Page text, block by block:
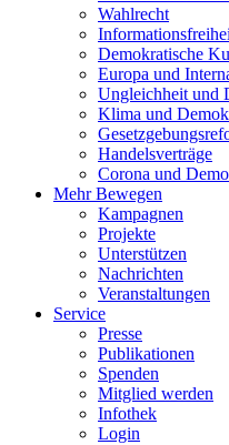
Wahlrecht
Demokratische
Europa und
Ungleichheit und
Klima und
Handelsverträge
Corona und
Mehr Bewegen
Kampagnen
Projekte
Unterstützen
Nachrichten
Veranstaltungen
Service
Presse
Publikationen
Spenden
Mitglied werden
Infothek
Login